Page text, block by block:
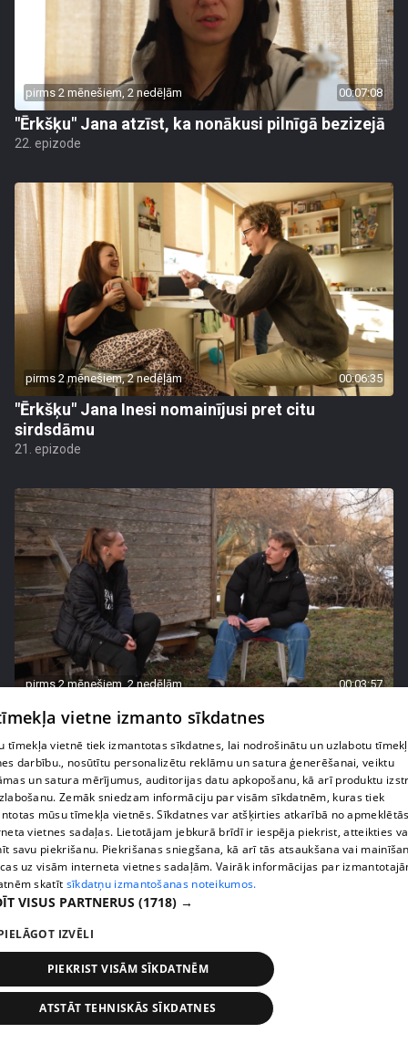
pirms 2 mēnešiem, 2 nedēļām 00:07:08
"Ērkšķu" Jana atzīst, ka nonākusi pilnīgā bezizejā
22. epizode
pirms 2 mēnešiem, 2 nedēļām 00:06:35
"Ērkšķu" Jana Inesi nomainījusi pret citu
sirdsdāmu
21. epizode
pirms 2 mēnešiem, 2 nedēļām 00:03:57
"Ērkšķu" Evita veselības jautājumus atstājusi
20. epizode
pirms 2 mēnešiem, 3 nedēļām
"Ērkšķu" Evita skaidro savu lēmumu ļaut bērniem
vietne izmanto sīkdatnes
tīmekļa vietnē tiek izmantotas sīkdatnes, lai nodrošinātu un uzlabotu
darbību., nosūtītu personalizētu reklāmu un satura ģenerēšanai, veiktu
un satura mērījumus, auditorijas datu apkopošanu, kā arī produktu
Zemāk sniedzam informāciju par visām sīkdatnēm, kuras tiek
mūsu tīmekļa vietnēs. Sīkdatnes var atšķirties atkarībā no
vietnes sadaļas. Lietotājam jebkurā brīdī ir iespēja piekrist, atteikties
savu piekrišanu. Piekrišanas sniegšana, kā arī tās atsaukšana vai
uz visām interneta vietnes sadaļām. Vairāk informācijas par
skatīt sīkdatņu izmantošanas noteikumos.
VISUS PARTNERUS (1718) →
IZVĒLI
PIEKRIST VISĀM SĪKDATNĒM
ATSTĀT TEHNISKĀS SĪKDATNES